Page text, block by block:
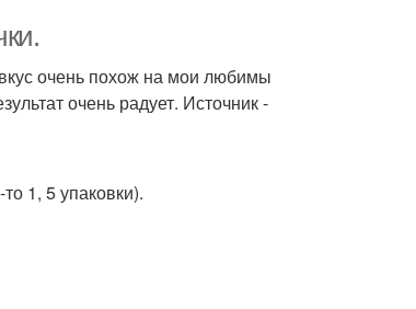
очень похож на мои любимы
очень радует. Источник -
1, 5 упаковки).